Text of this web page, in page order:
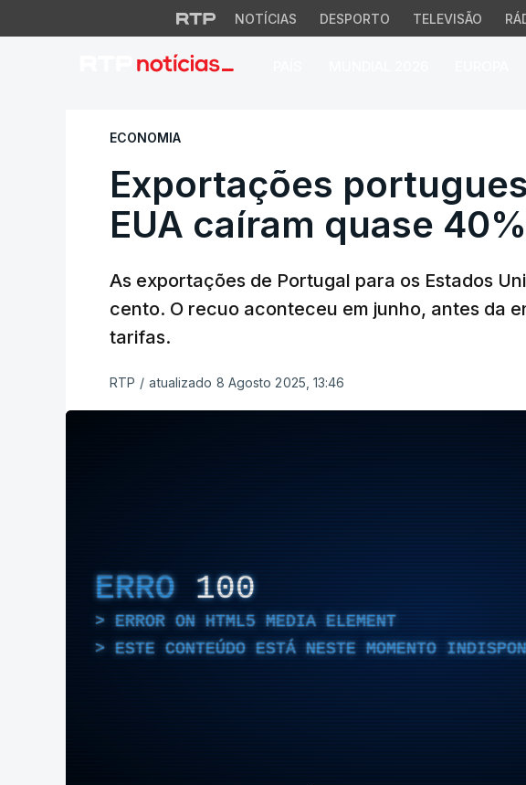
NOTÍCIAS DESPORTO TELEVISÃO
Exportações
ECONOMIA
Exportações
EUA caíram quase 40%
As exportações de Portugal para os Estados
cento. O recuo aconteceu em junho, antes da
tarifas.
RTP / atualizado 8 Agosto 2025, 13:46
ERRO 100
ERROR ON HTML5 MEDIA ELEMENT
ESTE CONTEÚDO ESTÁ NESTE MOMENTO